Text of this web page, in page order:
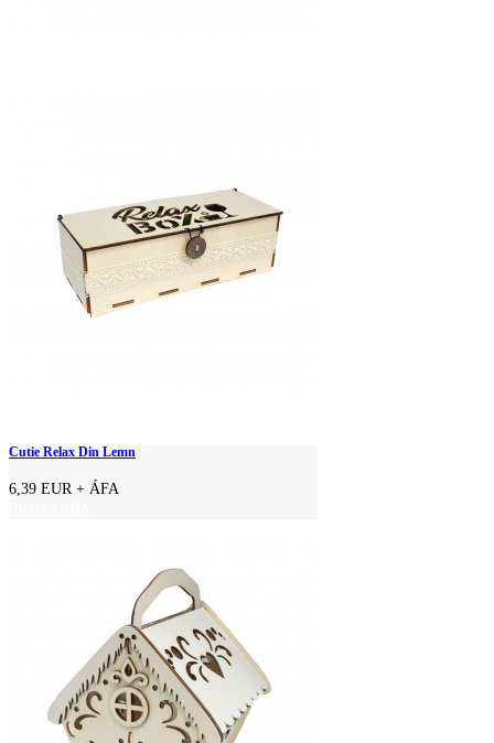
Cutie Relax Din Lemn
6,39 EUR + ÁFA